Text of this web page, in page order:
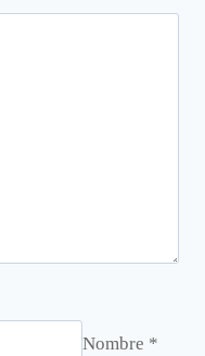
Nombre *